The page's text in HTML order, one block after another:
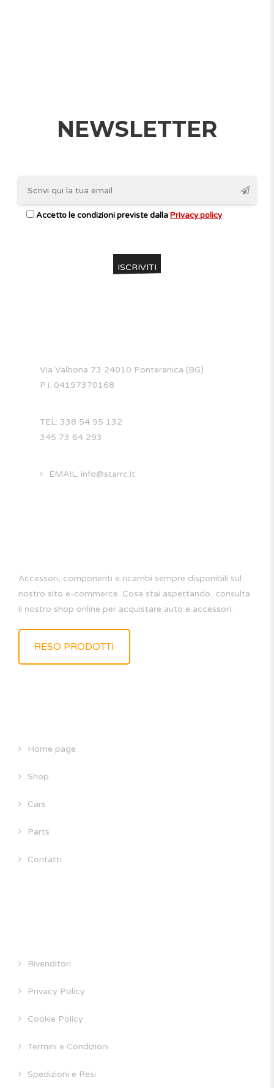
NEWSLETTER
Accetto le condizioni previste dallaPrivacy policy
Via Valbona 73 24010 Ponteranica (BG)
P.I. 04197370168
TEL: 338 54 95 132
345 73 64 293
EMAIL: info@starrc.it
Accessori, componenti e ricambi sempre disponibili sul
nostro sito e-commerce. Cosa stai aspettando, consulta
il nostro shop online per acquistare auto e accessori.
RESO PRODOTTI
Home page
Shop
Cars
Parts
Contatti
Rivenditori
Privacy Policy
Cookie Policy
Termini e Condizioni
Spedizioni e Resi